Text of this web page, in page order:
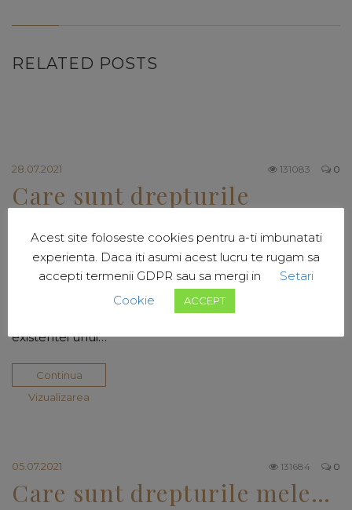
RELATED POSTS
28.07.2021 0
131083
Care sunt drepturile
Care sunt drepturile copilului? - APEL cu Avocat Diana
Ciocarlan Care sunt drepturile copilului? Conventia
privind Drepturile Copilului prevede 42 de drepturi in
existentei unui…
Continua
Vizualizarea
05.07.2021 0
131684
Care sunt drepturile mele…
Acest site foloseste cookies pentru a-ti imbunatati
experienta. Daca iti asumi acest lucru te rugam sa
accepti termenii GDPR sau sa mergi in
Setari
Cookie
ACCEPT